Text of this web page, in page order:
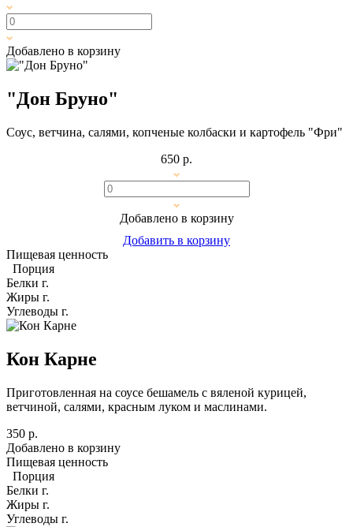
Добавлено в корзину
"Дон Бруно"
Соус, ветчина, салями, копченые колбаски и картофель "Фри"
650 р.
Добавлено в корзину
Добавить в корзину
Пищевая ценность
Порция
Белки г.
Жиры г.
Углеводы г.
Кон Карне
Приготовленная на соусе бешамель с вяленой курицей,
ветчиной, салями, красным луком и маслинами.
350 р.
Добавлено в корзину
Пищевая ценность
Порция
Белки г.
Жиры г.
Углеводы г.